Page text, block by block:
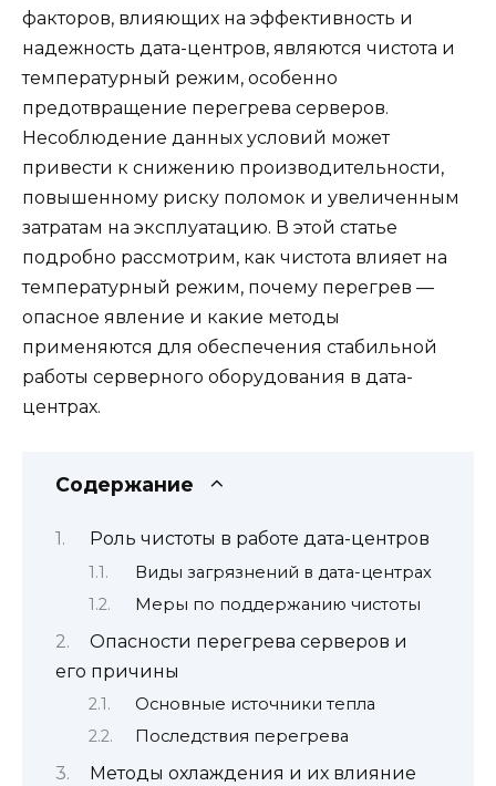
факторов, влияющих на эффективность и
надежность дата-центров, являются чистота и
температурный режим, особенно
предотвращение перегрева серверов.
Несоблюдение данных условий может
привести к снижению производительности,
повышенному риску поломок и увеличенным
затратам на эксплуатацию. В этой статье
подробно рассмотрим, как чистота влияет на
температурный режим, почему перегрев —
опасное явление и какие методы
применяются для обеспечения стабильной
работы серверного оборудования в дата-
центрах.
Содержание
Роль чистоты в работе дата-центров
Виды загрязнений в дата-центрах
Меры по поддержанию чистоты
Опасности перегрева серверов и
его причины
Основные источники тепла
Последствия перегрева
Методы охлаждения и их влияние